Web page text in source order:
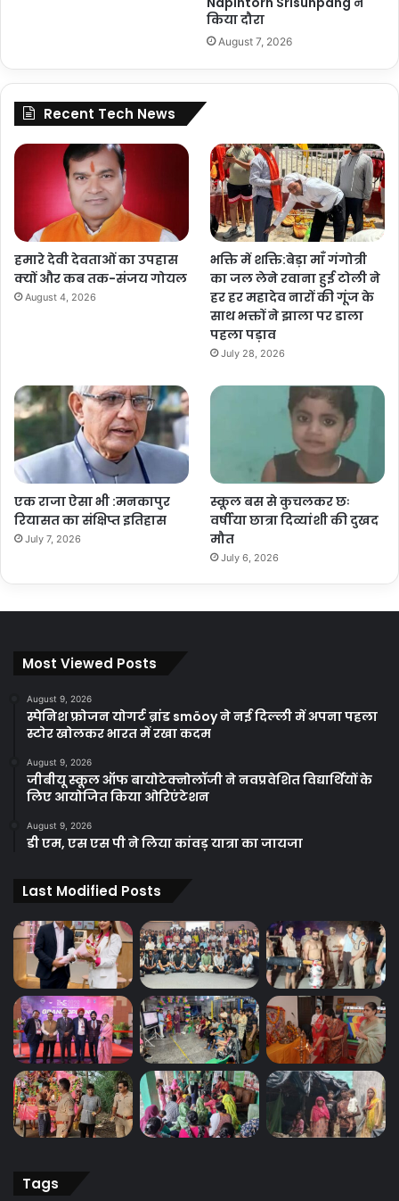
किया दौरा
August 7, 2026
Recent Tech News
हमारे देवी देवताओं का उपहास
क्यों और कब तक-संजय गोयल
August 4, 2026
भक्ति में शक्ति:बेड़ा माँ गंगोत्री
का जल लेने रवाना हुई टोली ने
हर हर महादेव नारों की गूंज के
साथ भक्तों ने झाला पर डाला
पहला पड़ाव
July 28, 2026
एक राजा ऐसा भी :मनकापुर
रियासत का संक्षिप्त इतिहास
July 7, 2026
स्कूल बस से कुचलकर छः
वर्षीया छात्रा दिव्यांशी की दुखद
मौत
July 6, 2026
Most Viewed Posts
August 9, 2026
स्पेनिश फ्रोजन योगर्ट ब्रांड smöoy ने नई दिल्ली में अपना पहला
स्टोर खोलकर भारत में रखा कदम
August 9, 2026
जीबीयू स्कूल ऑफ बायोटेक्नोलॉजी ने नवप्रवेशित विद्यार्थियों के
लिए आयोजित किया ओरिएंटेशन
August 9, 2026
डी एम, एस एस पी ने लिया कांवड़ यात्रा का जायजा
Last Modified Posts
Tags